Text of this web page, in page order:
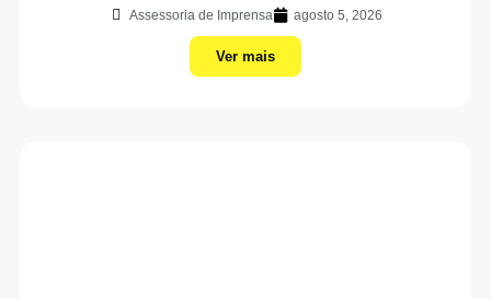
Assessoria de Imprensa agosto 5, 2026
Ver mais